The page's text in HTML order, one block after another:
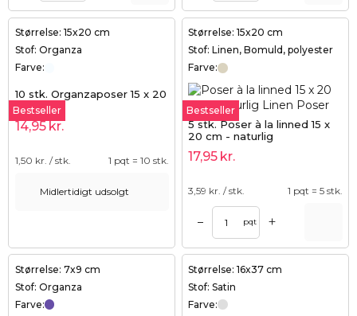
Størrelse: 15x20 cm
Stof: Organza
Farve:
Bestseller
10 stk. Organzaposer 15 x 20
cm - hvid
14,95kr.
1,50 kr. / stk. 1 pqt = 10 stk.
Midlertidigt udsolgt
Størrelse: 15x20 cm
Stof: Linen, Bomuld, polyester
Farve:
Bestseller
5 stk. Poser à la linned 15 x
20 cm - naturlig
17,95 kr.
3,59 kr. / stk. 1 pqt = 5 stk.
– pqt +
Størrelse: 7x9 cm
Stof: Organza
Farve:
Størrelse: 16x37 cm
Stof: Satin
Farve: